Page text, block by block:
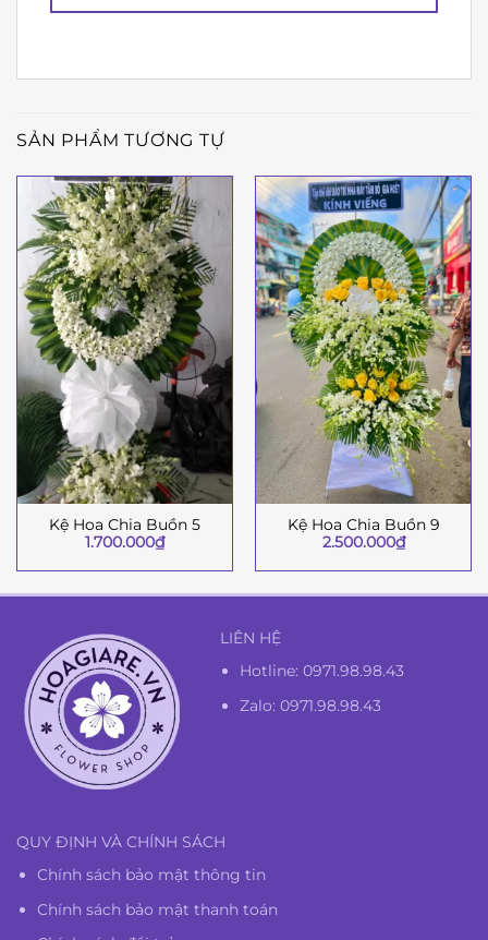
SẢN PHẨM TƯƠNG TỰ
Kệ Hoa Chia Buồn 5
1.700.000₫
Kệ Hoa Chia Buồn 9
2.500.000₫
LIÊN HỆ
Hotline:0971.98.98.43
Zalo: 0971.98.98.43
QUY ĐỊNH VÀ CHÍNH SÁCH
Chính sách bảo mật thông tin
Chính sách bảo mật thanh toán